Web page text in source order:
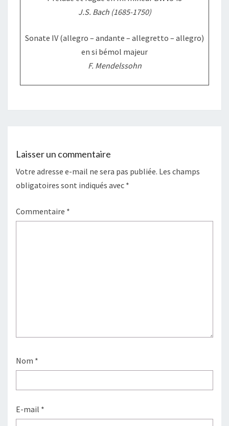
J.S. Bach (1685-1750)
Sonate IV (allegro – andante – allegretto – allegro)
en si bémol majeur
F. Mendelssohn
Laisser un commentaire
Votre adresse e-mail ne sera pas publiée. Les champs
obligatoires sont indiqués avec *
Commentaire *
Nom *
E-mail *